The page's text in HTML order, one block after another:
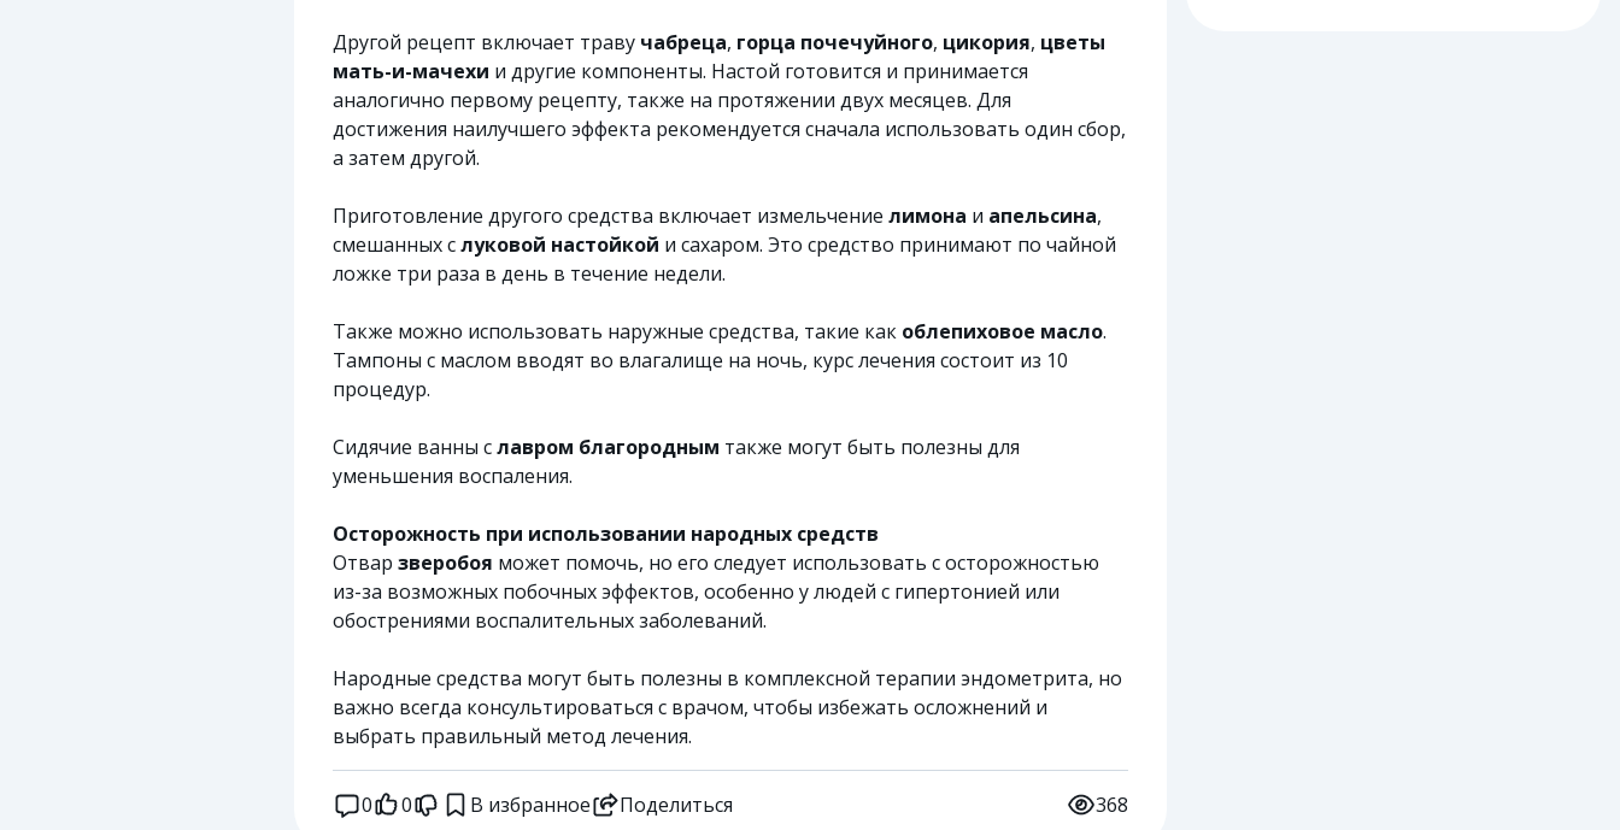
Другой рецепт включает траву чабреца, горца почечуйного, цикория, цветы
мать-и-мачехи и другие компоненты. Настой готовится и принимается
аналогично первому рецепту, также на протяжении двух месяцев. Для
достижения наилучшего эффекта рекомендуется сначала использовать один сбор,
а затем другой.
Приготовление другого средства включает измельчение лимона и апельсина,
смешанных слуковой настойкой и сахаром. Это средство принимают по чайной
ложке три раза в день в течение недели.
Также можно использовать наружные средства, такие как облепиховое масло.
Тампоны с маслом вводят во влагалище на ночь, курс лечения состоит из 10
процедур.
Сидячие ванны славром благородным также могут быть полезны для
уменьшения воспаления.
Осторожность при использовании народных средств
Отвар зверобоя может помочь, но его следует использовать с осторожностью
из-за возможных побочных эффектов, особенно у людей с гипертонией или
обострениями воспалительных заболеваний.
Народные средства могут быть полезны в комплексной терапии эндометрита, но
важно всегда консультироваться с врачом, чтобы избежать осложнений и
выбрать правильный метод лечения.
0 0 В избранное Поделиться 368